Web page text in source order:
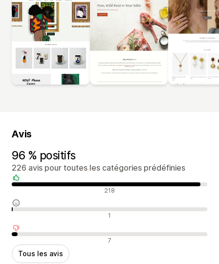
Avis
96 % positifs
226 avis pour toutes les catégories prédéfinies
Avis positifs 218
Avis neutres 1
Avis négatifs 7
Tous les avis